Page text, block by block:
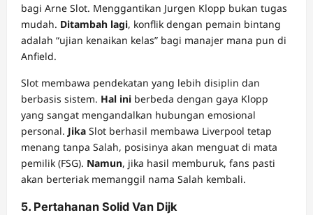
bagi Arne Slot. Menggantikan Jurgen Klopp bukan tugas
mudah. Ditambah lagi, konflik dengan pemain bintang
adalah “ujian kenaikan kelas” bagi manajer mana pun di
Anfield.
Slot membawa pendekatan yang lebih disiplin dan
berbasis sistem. Hal ini berbeda dengan gaya Klopp
yang sangat mengandalkan hubungan emosional
personal. Jika Slot berhasil membawa Liverpool tetap
menang tanpa Salah, posisinya akan menguat di mata
pemilik (FSG). Namun, jika hasil memburuk, fans pasti
akan berteriak memanggil nama Salah kembali.
5. Pertahanan Solid Van Dijk